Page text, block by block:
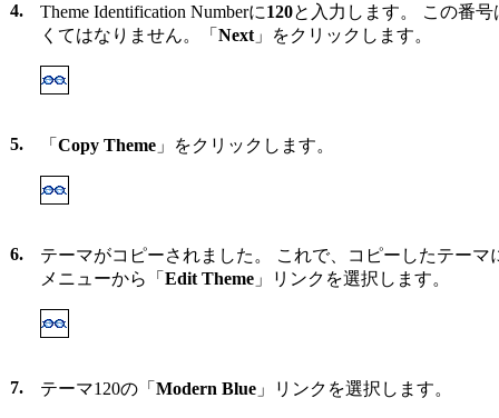
4. Theme Identification Numberに120と入力します。 この番
くてはなりません。「 Next 」をクリックします。
5. 「 Copy Theme 」をクリックします。
6.
テーマがコピーされました。 これで、コピーしたテーマ
メニューから「 Edit Theme 」リンクを選択します。
7. テーマ120の「 Modern Blue 」リンクを選択します。